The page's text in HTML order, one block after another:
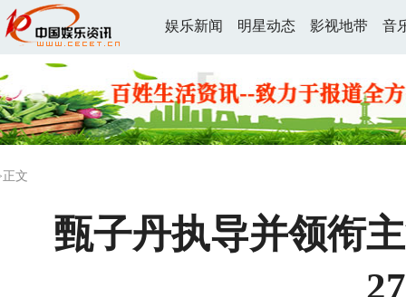
娱乐新闻 明星动态 影视地带 音
文
甄子丹执导并领衔